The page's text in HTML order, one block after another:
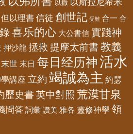
以撒
但以理書 信徒 創世記 受難 合一 合
喜乐的心 大公書信 實踐神
押沙龍 拯救 提摩太前書 教義
末世 末日 每日经历神活水
講座 立約 竭誠為主 約瑟
歷史書 英中對照 荒漠甘泉
問答 詞彙 讚美 雅各 靈修神學 領